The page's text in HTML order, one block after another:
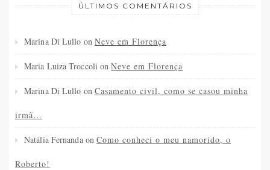
ÚLTIMOS COMENTÁRIOS
Marina Di Lullo on Neve em Florença
Maria Luiza Troccoli onNeve em Florença
Marina Di Lullo on Casamento civil, como se casou minha
irmã…
Natália FernandaonComo conheci o meu namorido, o
Roberto!